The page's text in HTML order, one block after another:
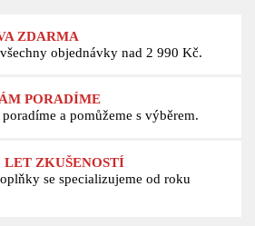
ZDARMA
objednávky nad 2 990 Kč.
PORADÍME
a pomůžeme s výběrem.
LET ZKUŠENOSTÍ
se specializujeme od roku